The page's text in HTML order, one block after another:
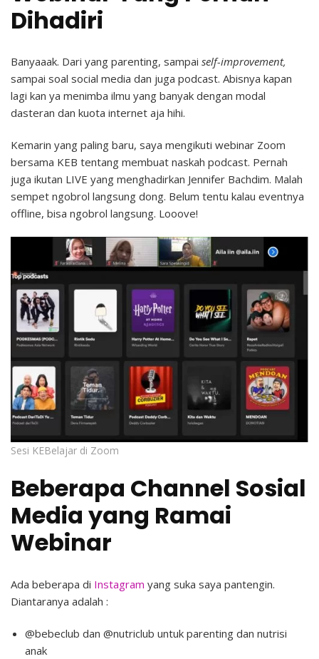
Dihadiri
Banyaaak. Dari yang parenting, sampai self-improvement,
sampai soal social media dan juga podcast. Abisnya kapan
lagi kan ya menimba ilmu yang banyak dengan modal
dasteran dan kuota internet aja hihi.
Kemarin yang paling baru, saya mengikuti webinar Zoom
bersama KEB tentang membuat naskah podcast. Pernah
juga ikutan LIVE yang menghadirkan Jennifer Bachdim. Malah
sempet ngobrol langsung dong. Belum tentu kalau eventnya
offline, bisa ngobrol langsung. Looove!
Sesi KEBelajar di Zoom
Beberapa Channel Sosial
Media yang Ramai
Webinar
Ada beberapa di Instagram yang suka saya pantengin.
Diantaranya adalah :
@bebeclub dan @nutriclub untuk parenting dan nutrisi
anak